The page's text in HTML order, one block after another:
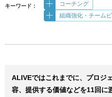
キーワード：
コーチング
組織強化・チーム
ALIVEではこれまでに、プロジ
容、提供する価値などを11回に